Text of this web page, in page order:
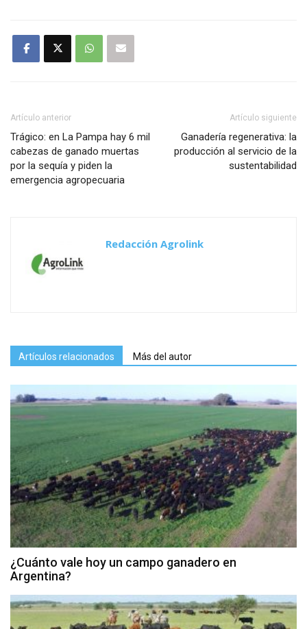
Artículo anterior
Trágico: en La Pampa hay 6 mil
cabezas de ganado muertas
por la sequía y piden la
emergencia agropecuaria
Artículo siguiente
Ganadería regenerativa: la
producción al servicio de la
sustentabilidad
Redacción Agrolink
Artículos relacionados Más del autor
¿Cuánto vale hoy un campo ganadero en
Argentina?